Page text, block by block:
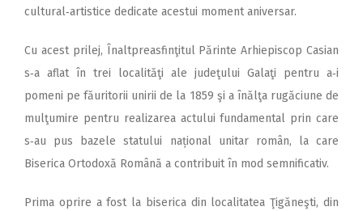
cultural‑artistice dedicate acestui moment aniversar.
Cu acest prilej, Înaltpreasfinţitul Părinte Arhiepiscop Casian
s‑a aflat în trei localităţi ale judeţului Galaţi pentru a‑i
pomeni pe făuritorii unirii de la 1859 şi a înălţa rugăciune de
mulţumire pentru realizarea actului fundamental prin care
s‑au pus bazele statului național unitar român, la care
Biserica Ortodoxă Română a contribuit în mod semnificativ.
Prima oprire a fost la biserica din localitatea Ţigăneşti, din